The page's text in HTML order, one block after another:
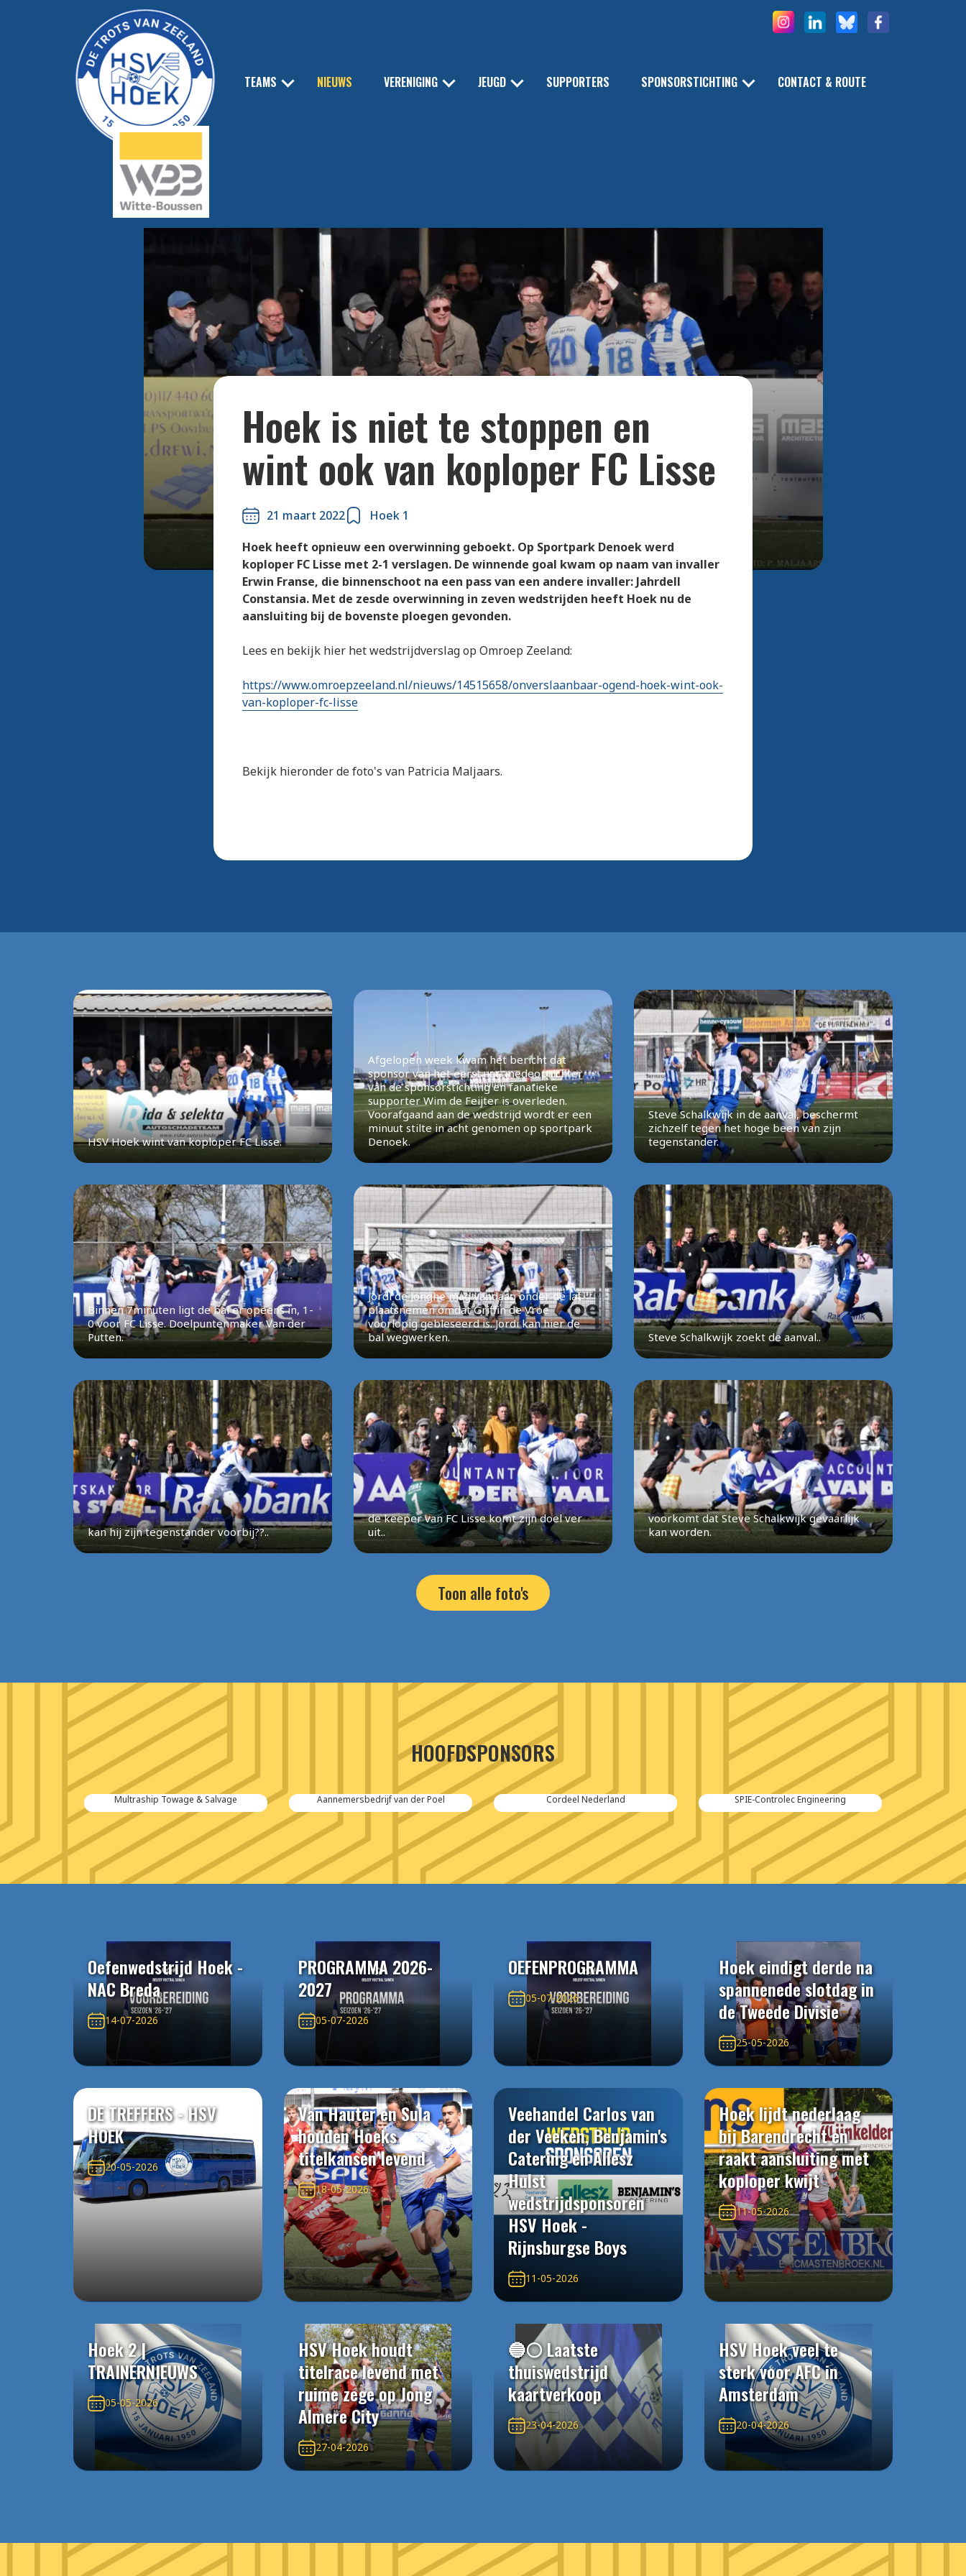
TEAMS NIEUWS VERENIGING JEUGD SUPPORTERS SPONSORSTICHTING CONTACT & ROUTE
HSV Hoek wint van koploper FC Lisse. Bekijk alle foto's
Hoek is niet te stoppen en
wint ook van koploper FC Lisse
21 maart 2022
Hoek 1
Hoek heeft opnieuw een overwinning geboekt. Op Sportpark Denoek werd
koploper FC Lisse met 2-1 verslagen. De winnende goal kwam op naam van invaller
Erwin Franse, die binnenschoot na een pass van een andere invaller: Jahrdell
Constansia. Met de zesde overwinning in zeven wedstrijden heeft Hoek nu de
aansluiting bij de bovenste ploegen gevonden.
Lees en bekijk hier het wedstrijdverslag op Omroep Zeeland:
https://www.omroepzeeland.nl/nieuws/14515658/onverslaanbaar-ogend-hoek-wint-ook-
van-koploper-fc-lisse
Bekijk hieronder de foto's van Patricia Maljaars.
HSV Hoek wint van koploper FC Lisse.
Afgelopen week kwam het bericht dat
sponsor van het eerst uur, medeoprichter
van de sponsorstichting en fanatieke
supporter Wim de Feijter is overleden.
Voorafgaand aan de wedstrijd wordt er een
minuut stilte in acht genomen op sportpark
Denoek.
Steve Schalkwijk in de aanval, beschermt
zichzelf tegen het hoge been van zijn
tegenstander.
Binnen 7minuten ligt de bal er opeens in, 1-
0 voor FC Lisse. Doelpuntenmaker Van der
Putten.
Jordi de Jonghe mag vandaag onder de lat
plaatsnemen omdat Griffin de Vroe
voorlopig gebleseerd is. Jordi kan hier de
bal wegwerken.
Steve Schalkwijk zoekt de aanval..
kan hij zijn tegenstander voorbij??..
de keeper van FC Lisse komt zijn doel ver
uit..
voorkomt dat Steve Schalkwijk gevaarlijk
kan worden.
Toon alle foto's
HOOFDSPONSORS
Multraship Towage & Salvage Aannemersbedrijf van der Poel Cordeel Nederland SPIE-Controlec Engineering
Oefenwedstrijd Hoek -
NAC Breda
14-07-2026
PROGRAMMA 2026-
2027
05-07-2026
OEFENPROGRAMMA
05-07-2026
Hoek eindigt derde na
spannenede slotdag in
de Tweede Divisie
25-05-2026
DE TREFFERS - HSV
HOEK
20-05-2026
Van Hauter en Sula
houden Hoeks
titelkansen levend
18-05-2026
Veehandel Carlos van
der Veeken, Benjamin's
Catering en Allesz
Hulst
wedstrijdsponsoren
HSV Hoek -
Rijnsburgse Boys
11-05-2026
Hoek lijdt nederlaag
bij Barendrecht en
raakt aansluiting met
koploper kwijt
11-05-2026
Hoek 2 |
TRAINERNIEUWS
05-05-2026
HSV Hoek houdt
titelrace levend met
ruime zege op Jong
Almere City
27-04-2026
🔵⚪️ Laatste
thuiswedstrijd
kaartverkoop
23-04-2026
HSV Hoek veel te
sterk voor AFC in
Amsterdam
20-04-2026